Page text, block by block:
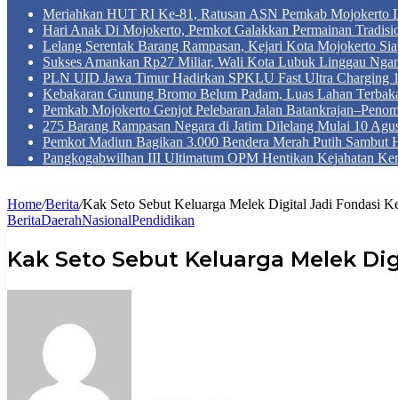
Meriahkan HUT RI Ke-81, Ratusan ASN Pemkab Mojokerto
Hari Anak Di Mojokerto, Pemkot Galakkan Permainan
Lelang Serentak Barang Rampasan, Kejari Kota Mojokerto
Sukses Amankan Rp27 Miliar, Wali Kota Lubuk Linggau
PLN UID Jawa Timur Hadirkan SPKLU Fast Ultra Charging
Kebakaran Gunung Bromo Belum Padam, Luas Lahan
Pemkab Mojokerto Genjot Pelebaran Jalan
275 Barang Rampasan Negara di Jatim Dilelang Mulai 10
Pemkot Madiun Bagikan 3.000 Bendera Merah Putih Sambut
Pangkogabwilhan III Ultimatum OPM Hentikan Kejahatan
Home/Berita/Kak Seto Sebut Keluarga Melek Digital Jadi Fondasi
BeritaDaerahNasionalPendidikan
Kak Seto Sebut Keluarga Melek